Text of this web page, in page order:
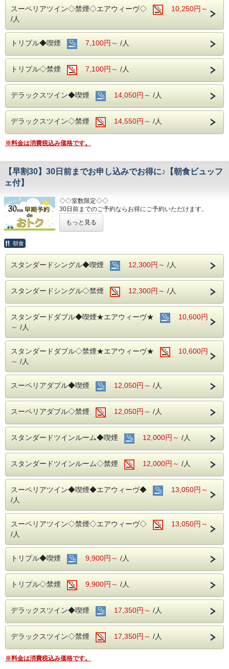
スーペリアツイン◇禁煙◇エアウィーヴ◇
10,250円～
/人
トリプル◆喫煙 7,100円～ /人
トリプル◇禁煙 7,100円～ /人
デラックスツイン◆喫煙 14,050円～ /人
デラックスツイン◇禁煙 14,550円～ /人
※料金は消費税込み価格です。
【早割30】30日前までお申し込みでお得に♪【朝食ビュッフ
ェ付】
◇◇室数限定◇◇
30日前までのご予約ならお得にご予約いただけます。
☆先のご予定がお決まりのお客様には断然オトク☆
会が多い場所を
当ホテルの客室は窓が開放出来る為、簡単に空気を入れ替
える事が可能です。
清掃時は常に換気をして新鮮な空気に入れ替えておりま
す。
～ ビジネス・旅行に最高のロケーション ～
名鉄名古屋駅のすぐ上！！
中部国際空港まで最速２８分（名鉄名古屋駅から乗車可能）
～ ご朝食 ～
１８階レストラン アイリス
名古屋めしも楽しめる和洋折衷のバイキングをご用意してお
ります。
お財布にも優しい ＋ お客様にも優しいホテルです♪♪
ご予約お待ちしてます(*^o^)ノ
もっと見る
朝食
スタンダードシングル◆喫煙 12,300円～ /人
スタンダードシングル◇禁煙 12,300円～ /人
スタンダードダブル◆喫煙★エアウィーヴ★
10,600円
～ /人
スタンダードダブル◇禁煙★エアウィーヴ★
10,600円
～ /人
スーペリアダブル◆喫煙 12,050円～ /人
スーペリアダブル◇禁煙 12,050円～ /人
スタンダードツインルーム◆喫煙 12,000円～ /人
スタンダードツインルーム◇禁煙 12,000円～ /人
スーペリアツイン◆喫煙◆エアウィーヴ◆
13,050円～
/人
スーペリアツイン◇禁煙◇エアウィーヴ◇
13,050円～
/人
トリプル◆喫煙 9,900円～ /人
トリプル◇禁煙 9,900円～ /人
デラックスツイン◆喫煙 17,350円～ /人
デラックスツイン◇禁煙 17,350円～ /人
※料金は消費税込み価格です。